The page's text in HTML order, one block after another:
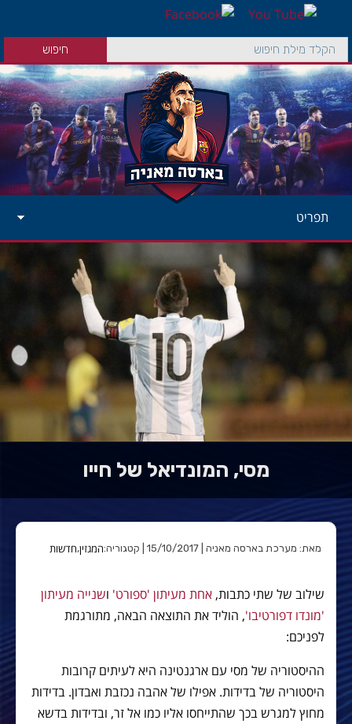
תפריט
מסי, המונדיאל של חייו
מאת: מערכת בארסה מאניה | 15/10/2017 | קטגוריה: המגזין,חדשות
שילוב של שתי כתבות, אחת מעיתון 'ספורט' ושנייה מעיתון
'מונדו דפורטיבו', הוליד את התוצאה הבאה, מתורגמת
לפניכם:
ההיסטוריה של מסי עם ארגנטינה היא לעיתים קרובות
היסטוריה של בדידות. אפילו של אהבה נכזבת ואבדון. בדידות
מחוץ למגרש בכך שהתייחסו אליו כמו אל זר, ובדידות בדשא